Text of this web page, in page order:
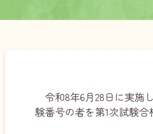
令和8年6月28日に実施
験番号の者を第1次試験合